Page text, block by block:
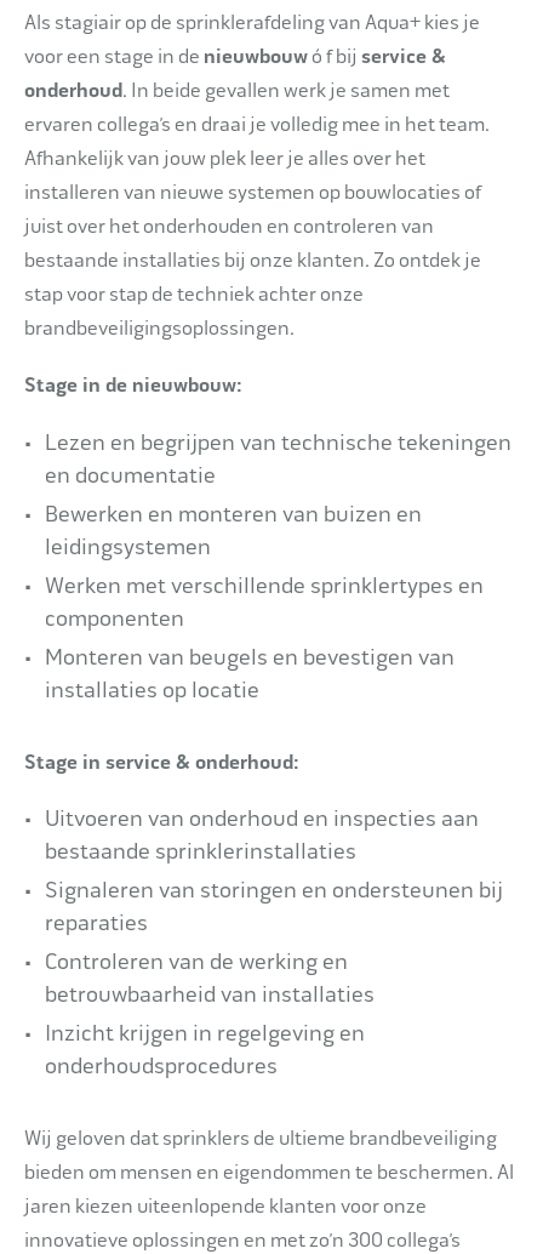
Als stagiair op de sprinklerafdeling van Aqua+ kies je
voor een stage in de nieuwbouw ó f bij service &
onderhoud. In beide gevallen werk je samen met
ervaren collega’s en draai je volledig mee in het team.
Afhankelijk van jouw plek leer je alles over het
installeren van nieuwe systemen op bouwlocaties of
juist over het onderhouden en controleren van
bestaande installaties bij onze klanten. Zo ontdek je
stap voor stap de techniek achter onze
brandbeveiligingsoplossingen.
Stage in de nieuwbouw:
Lezen en begrijpen van technische tekeningen
en documentatie
Bewerken en monteren van buizen en
leidingsystemen
Werken met verschillende sprinklertypes en
componenten
Monteren van beugels en bevestigen van
installaties op locatie
Stage in service & onderhoud:
Uitvoeren van onderhoud en inspecties aan
bestaande sprinklerinstallaties
Signaleren van storingen en ondersteunen bij
reparaties
Controleren van de werking en
betrouwbaarheid van installaties
Inzicht krijgen in regelgeving en
onderhoudsprocedures
Wij geloven dat sprinklers de ultieme brandbeveiliging
bieden om mensen en eigendommen te beschermen. Al
jaren kiezen uiteenlopende klanten voor onze
innovatieve oplossingen en met zo’n 300 collega’s